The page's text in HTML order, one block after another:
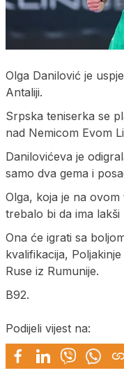
Olga Danilović je
Antaliji.
Srpska teniserka se
nad Nemicom Evom
Danilovićeva je
samo dva gema i
Olga, koja je na
trebalo bi da ima
Ona će igrati sa
kvalifikacija,
Ruse iz Rumunije.
B92.
Podijeli vijest na: